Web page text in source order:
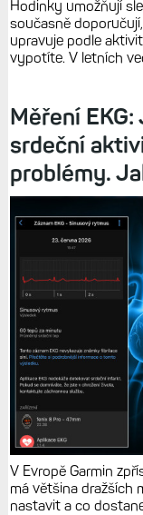
Hodinky umožňují
současně
upravuje podle
vypotíte. V letních
Měření
srdeční
problémy.
V Evropě Garmin
má většina dražších
nastavit a co